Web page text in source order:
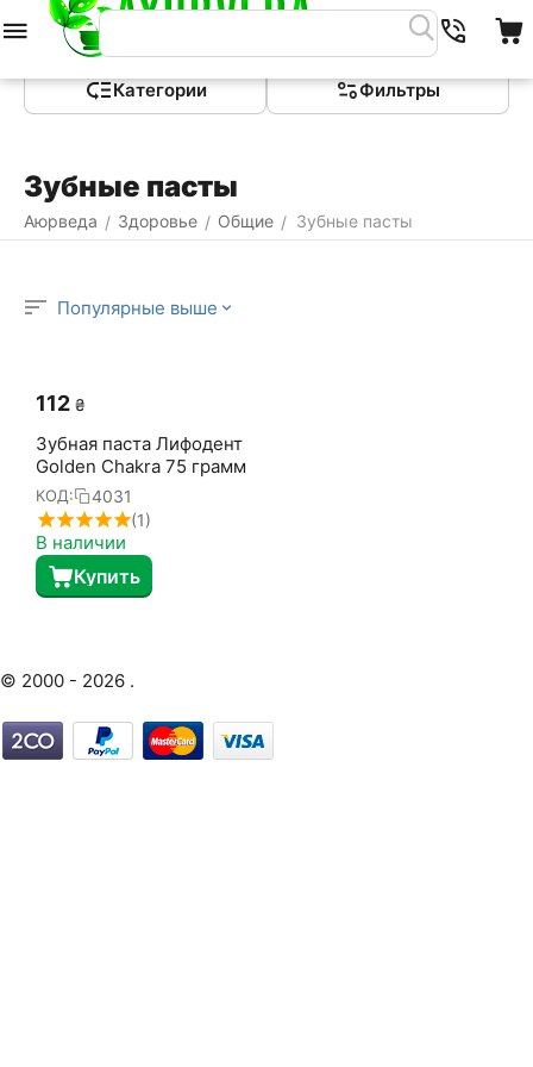
Категории Фильтры
Зубные пасты
Аюрведа / Здоровье / Общие / Зубные пасты
Популярные выше
‍112‍ ₴
Зубная паста Лифодент
Golden Chakra 75 грамм
КОД:
4031
(1)
В наличии
Купить
© 2000 - 2026 .
Меню